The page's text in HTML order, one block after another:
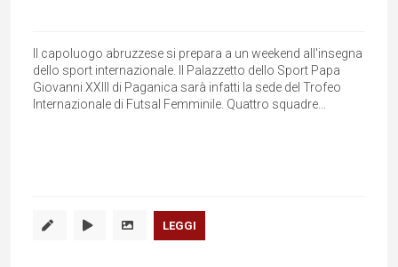
Il capoluogo abruzzese si prepara a un weekend all'insegna
dello sport internazionale. Il Palazzetto dello Sport Papa
Giovanni XXIII di Paganica sarà infatti la sede del Trofeo
Internazionale di Futsal Femminile. Quattro squadre...
LEGGI